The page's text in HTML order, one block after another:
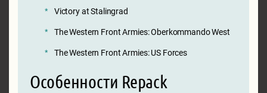
Victory at Stalingrad
The Western Front Armies: Oberkommando West
The Western Front Armies: US Forces
Особенности Repack